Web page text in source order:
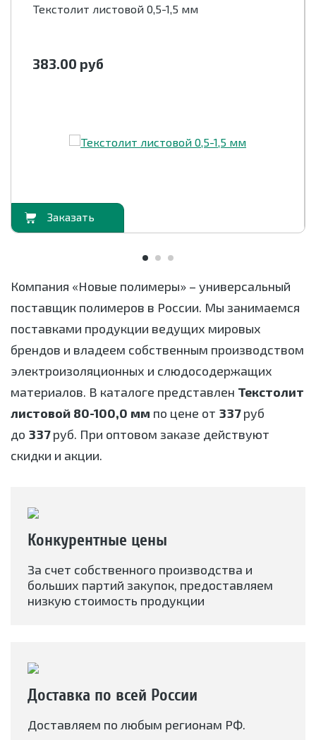
Текстолит листовой 0,5-1,5 мм
383.00 руб
Компания «Новые полимеры» – универсальный
поставщик полимеров в России. Мы занимаемся
поставками продукции ведущих мировых
брендов и владеем собственным производством
электроизоляционных и слюдосодержащих
материалов. В каталоге представлен Текстолит
листовой 80-100,0 мм по цене от 337руб
до 337руб. При оптовом заказе действуют
скидки и акции.
Конкурентные цены
За счет собственного производства и
больших партий закупок, предоставляем
низкую стоимость продукции
Доставка по всей России
Доставляем по любым регионам РФ.